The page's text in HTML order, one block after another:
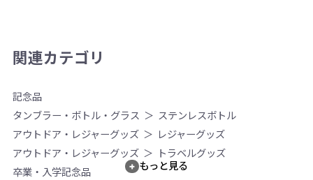
関連カテゴリ
記念品
タンブラー・ボトル・グラス
ステンレスボトル
アウトドア・レジャーグッズ
レジャーグッズ
アウトドア・レジャーグッズ
トラベルグッズ
卒業・入学記念品
もっと見る